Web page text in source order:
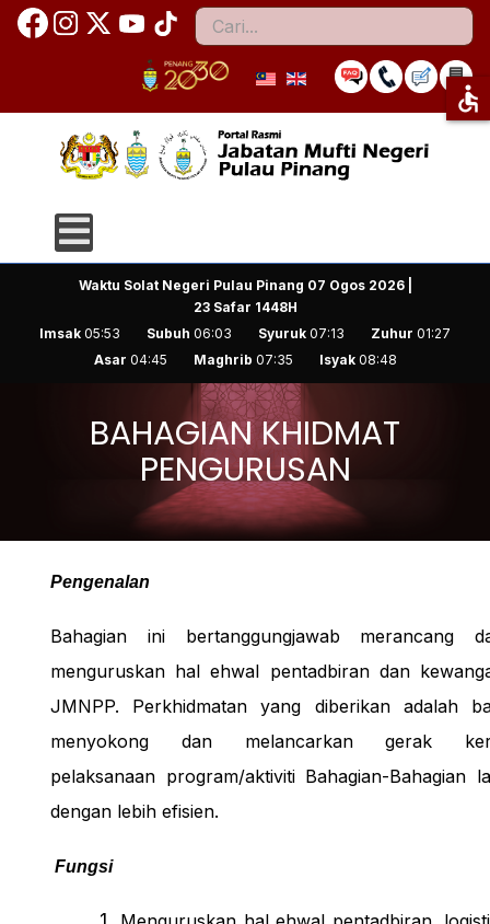
Cari
Waktu Solat Negeri Pulau Pinang 07 Ogos 2026 |
23 Safar 1448H
Imsak 05:53 Subuh 06:03 Syuruk 07:13 Zuhur 01:27
Asar 04:45 Maghrib 07:35 Isyak08:48
BAHAGIAN KHIDMAT
PENGURUSAN
Pengenalan
Bahagian ini bertanggungjawab merancang
menguruskan hal ehwal pentadbiran dan
JMNPP. Perkhidmatan yang diberikan adalah
menyokong dan melancarkan gerak
pelaksanaan program/aktiviti Bahagian-Bahagian
dengan lebih efisien.
Fungsi
accessible